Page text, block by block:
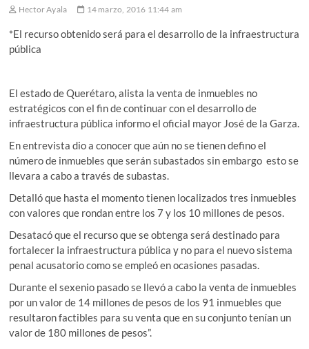
Hector Ayala 14 marzo, 2016 11:44 am
*El recurso obtenido será para el desarrollo de la infraestructura
pública
El estado de Querétaro, alista la venta de inmuebles no
estratégicos con el fin de continuar con el desarrollo de
infraestructura pública informo el oficial mayor José de la Garza.
En entrevista dio a conocer que aún no se tienen defino el
número de inmuebles que serán subastados sin embargo esto se
llevara a cabo a través de subastas.
Detalló que hasta el momento tienen localizados tres inmuebles
con valores que rondan entre los 7 y los 10 millones de pesos.
Desatacó que el recurso que se obtenga será destinado para
fortalecer la infraestructura pública y no para el nuevo sistema
penal acusatorio como se empleó en ocasiones pasadas.
Durante el sexenio pasado se llevó a cabo la venta de inmuebles
por un valor de 14 millones de pesos de los 91 inmuebles que
resultaron factibles para su venta que en su conjunto tenían un
valor de 180 millones de pesos”.